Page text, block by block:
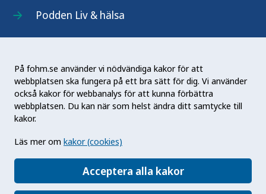
På fohm.se använder vi nödvändiga kakor för att
webbplatsen ska fungera på ett bra sätt för dig. Vi använder
också kakor för webbanalys för att kunna förbättra
webbplatsen. Du kan när som helst ändra ditt samtycke till
kakor.
Läs mer om kakor (cookies)
Acceptera alla kakor
Podden Liv & hälsa
Folkhälsomyndigheten (Fohm) är en nationell
kunskapsmyndighet som arbetar för en bättre
folkhälsa. Det gör myndigheten genom att
främja hälsa, förebygga ohälsa och skydda mot
hälsohot. Vår vision är en folkhälsa som stärker
samhällets utveckling.